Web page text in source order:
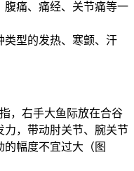
腹痛、痛经、关节痛等一
类型的发热、寒颤、汗
，右手大鱼际放在合谷
力，带动肘关节、腕关节
幅度不宜过大（图